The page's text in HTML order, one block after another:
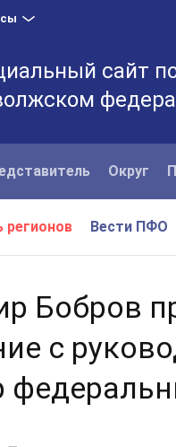
сайт
Округ
регионов Вести ПФО
Бобров
с